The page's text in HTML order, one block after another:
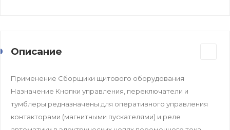
Описание
Применение Cборщики щитового оборудования
Назначение Кнопки управления, переключатели и
тумблеры редназначены для оперативного управления
контакторами (магнитными пускателями) и реле